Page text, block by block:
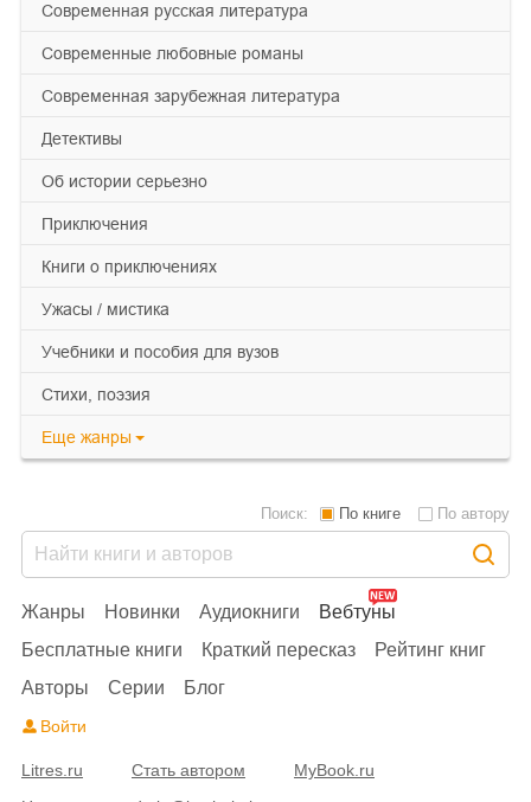
современная русская литература
современные любовные романы
современная зарубежная литература
детективы
об истории серьезно
приключения
книги о приключениях
ужасы / мистика
учебники и пособия для вузов
cтихи, поэзия
Еще жанры
Жанры Новинки Аудиокниги
Вебтуны
Бесплатные книги
Краткий пересказ
Рейтинг книг
Авторы
Серии Блог
Поиск: По книге По автору
Войти
Litres.ru Стать автором
MyBook.ru